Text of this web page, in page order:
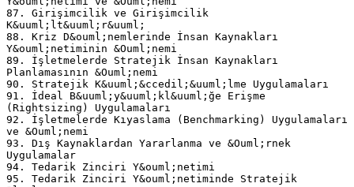
87. Girişimcilik ve Girişimcilik
K&uuml;lt&uuml;r&uuml;
88. Kriz D&ouml;nemlerinde İnsan Kaynakları
Y&ouml;netiminin &Ouml;nemi
89. İşletmelerde Stratejik İnsan Kaynakları
Planlamasının &Ouml;nemi
90. Stratejik K&uuml;&ccedil;&uuml;lme Uygulamaları
91. İdeal B&uuml;y&uuml;kl&uuml;ğe Erişme
(Rightsizing) Uygulamaları
92. İşletmelerde Kıyaslama (Benchmarking) Uygulamaları
ve &Ouml;nemi
93. Dış Kaynaklardan Yararlanma ve &Ouml;rnek
Uygulamalar
94. Tedarik Zinciri Y&ouml;netimi
95. Tedarik Zinciri Y&ouml;netiminde Stratejik